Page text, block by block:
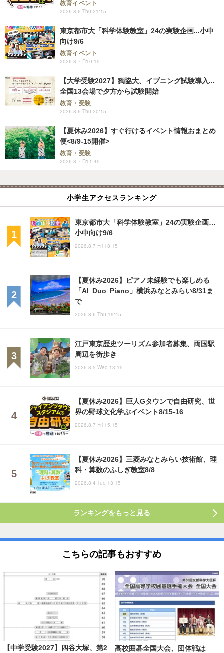
教育イベント
2026.8.6 Thu 21:15
東京都市大「科学体験教室」24の実験企画...小中
向け9/6
教育イベント
2026.8.7 Fri 0:15
【大学受験2027】獨協大、イブニング試験導入...
全国13会場で夕方から試験開始
教育・受験
2026.8.6 Thu 20:15
【夏休み2026】すぐ行けるイベント情報おまとめ
便<8/9-15開催>
教育・受験
2026.8.7 Fri 1:45
小学生アクセスランキング
東京都市大「科学体験教室」24の実験企画…
小中向け9/6
2026.8.7 Fri 18:15
【夏休み2026】ピアノ未経験でも楽しめる
「AI Duo Piano」横浜みなとみらい8/31ま
で
2026.8.6 Thu 19:45
江戸東京歴史ツーリズム参加者募集、両国駅
周辺を街歩き
2026.8.5 Wed 13:15
【夏休み2026】巨人Gタウンで自由研究、世
界の野球文化学ぶイベント8/15-16
2026.8.7 Fri 15:15
【夏休み2026】三菱みなとみらい技術館、理
科・算数のふしぎ教室8/8
2026.8.4 Tue 13:15
ランキングをもっと見る
こちらの記事もおすすめ
【中学受験2027】四谷大塚、第2
高校囲碁全国大会、団体戦は